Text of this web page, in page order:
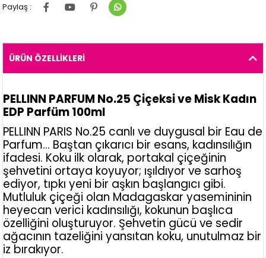
Paylaş :
ÜRÜN ÖZELLIKLERI
PELLINN PARFUM No.25 Çiçeksi ve Misk Kadın
EDP Parfüm 100ml
PELLINN PARIS No.25 canlı ve duygusal bir Eau de
Parfum... Baştan çıkarıcı bir esans, kadınsılığın
ifadesi. Koku ilk olarak, portakal çiçeğinin
şehvetini ortaya koyuyor; ışıldıyor ve sarhoş
ediyor, tıpkı yeni bir aşkın başlangıcı gibi.
Mutluluk çiçeği olan Madagaskar yasemininin
heyecan verici kadınsılığı, kokunun başlıca
özelliğini oluşturuyor. Şehvetin gücü ve sedir
ağacının tazeliğini yansıtan koku, unutulmaz bir
iz bırakıyor.